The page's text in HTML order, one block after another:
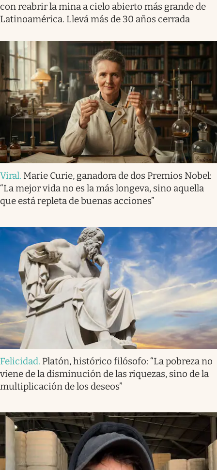
con reabrir la mina a cielo abierto más grande de
Latinoamérica. Llevá más de 30 años cerrada
Viral. Marie Curie, ganadora de dos Premios Nobel:
“La mejor vida no es la más longeva, sino aquella
que está repleta de buenas acciones”
Felicidad. Platón, histórico filósofo: “La pobreza no
viene de la disminución de las riquezas, sino de la
multiplicación de los deseos”